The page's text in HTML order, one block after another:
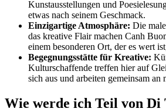
Kunstausstellungen und
etwas nach seinem Geschmack.
Einzigartige Atmosphäre: Die
das kreative Flair machen Canh
einem besonderen Ort, der es wert
Begegnungsstätte für Kreative:
Kulturschaffende treffen hier auf
sich aus und arbeiten gemeinsam an
Wie werde ich Teil von Di